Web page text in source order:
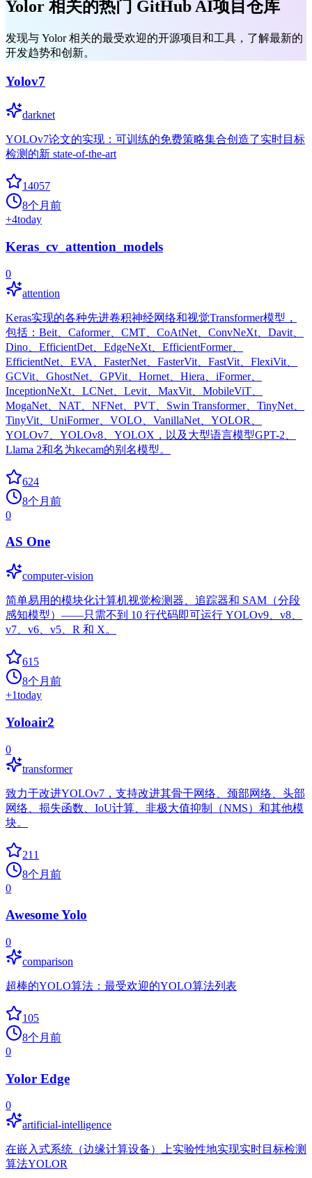
Yolor 相关的热门 GitHub AI项目仓库
发现与 Yolor 相关的最受欢迎的开源项目和工具，了解最新的
开发趋势和创新。
Yolov7
darknet
YOLOv7论文的实现：可训练的免费策略集合创造了实时目标
检测的新 state-of-the-art
14057
8个月前
+4today
Keras_cv_attention_models
0
attention
Keras实现的各种先进卷积神经网络和视觉Transformer模型，
包括：Beit、Caformer、CMT、CoAtNet、ConvNeXt、Davit、
Dino、EfficientDet、EdgeNeXt、EfficientFormer、
EfficientNet、EVA、FasterNet、FasterVit、FastVit、FlexiVit、
GCVit、GhostNet、GPVit、Hornet、Hiera、iFormer、
InceptionNeXt、LCNet、Levit、MaxVit、MobileViT、
MogaNet、NAT、NFNet、PVT、Swin Transformer、TinyNet、
TinyVit、UniFormer、VOLO、VanillaNet、YOLOR、
YOLOv7、YOLOv8、YOLOX，以及大型语言模型GPT-2、
Llama 2和名为kecam的别名模型。
624
8个月前
0
AS One
computer-vision
简单易用的模块化计算机视觉检测器、追踪器和 SAM（分段
感知模型）——只需不到 10 行代码即可运行 YOLOv9、v8、
v7、v6、v5、R 和 X。
615
8个月前
+1today
Yoloair2
0
transformer
致力于改进YOLOv7，支持改进其骨干网络、颈部网络、头部
网络、损失函数、IoU计算、非极大值抑制（NMS）和其他模
块。
211
8个月前
0
Awesome Yolo
0
comparison
超棒的YOLO算法：最受欢迎的YOLO算法列表
105
8个月前
0
Yolor Edge
0
artificial-intelligence
在嵌入式系统（边缘计算设备）上实验性地实现实时目标检测
算法YOLOR